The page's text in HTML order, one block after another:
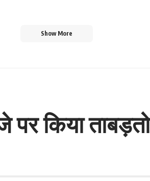
Show More
किया